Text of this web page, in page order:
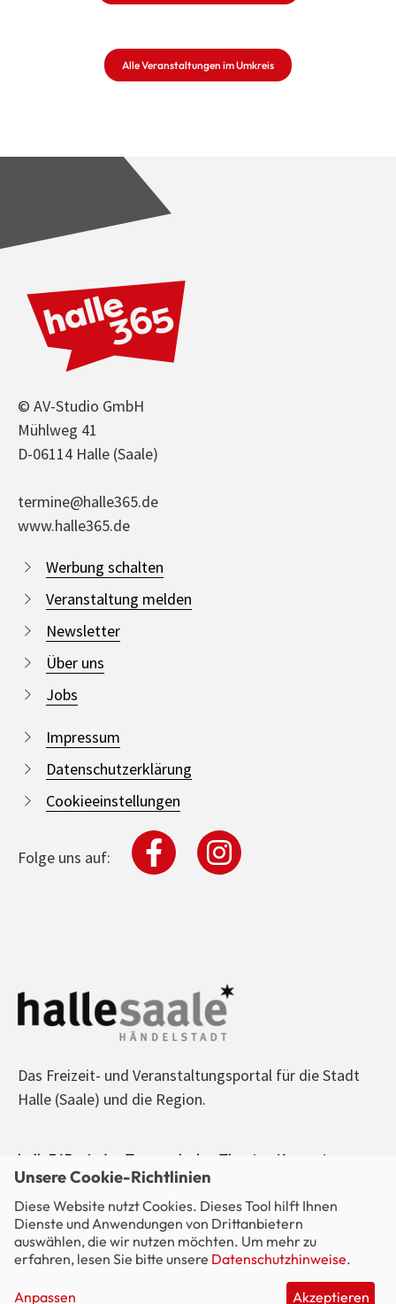
Alle Veranstaltungen im Umkreis
© AV-Studio GmbH
Mühlweg 41
D-06114 Halle (Saale)
termine@halle365.de
www.halle365.de
Werbung schalten
Veranstaltung melden
Newsletter
Über uns
Jobs
Impressum
Datenschutzerklärung
Cookieeinstellungen
Folge uns auf:
Das Freizeit- und Veranstaltungsportal für die Stadt
Halle (Saale) und die Region.
halle365 - Jeden Tag was los! - Theater, Konzerte,
Sport, Kino, Ausstellungen, Freizeit, Party - alle
Veranstaltungen im Blick.
Unsere Cookie-Richtlinien
Diese Website nutzt Cookies. Dieses Tool hilft Ihnen
Dienste und Anwendungen von Drittanbietern
auswählen, die wir nutzen möchten. Um mehr zu
erfahren, lesen Sie bitte unsere Datenschutzhinweise.
Anpassen Akzeptieren